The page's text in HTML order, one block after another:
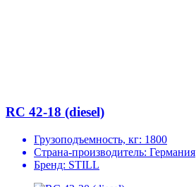
RC 42-18 (diesel)
Грузоподъемность, кг: 1800
Страна-производитель: Германия
Бренд: STILL